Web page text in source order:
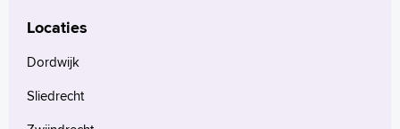
English
Français
Türkçe
Locaties
Dordwijk
Sliedrecht